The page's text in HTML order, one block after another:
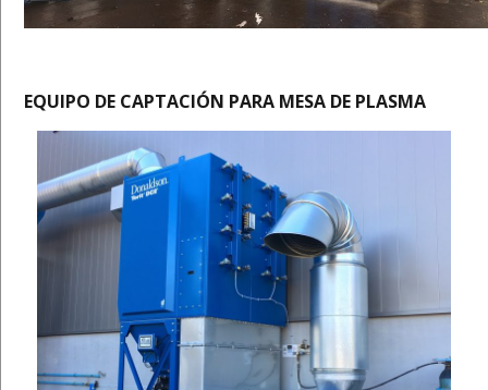
EQUIPO DE CAPTACIÓN PARA MESA DE PLASMA